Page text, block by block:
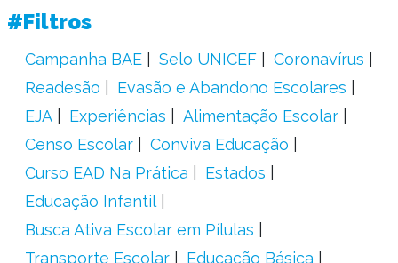
#Filtros
Campanha BAE Selo UNICEF
Coronavírus
Readesão
Evasão e Abandono Escolares
EJA
Experiências
Alimentação Escolar
Censo Escolar
Conviva Educação
Curso EAD Na Prática
Estados
Educação Infantil
Busca Ativa Escolar em Pílulas
Transporte Escolar
Educação Básica